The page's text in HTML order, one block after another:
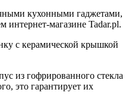
кухонными гаджетами,
магазине Tadar.pl.
с керамической крышкой
из гофрированного стекла
это гарантирует их